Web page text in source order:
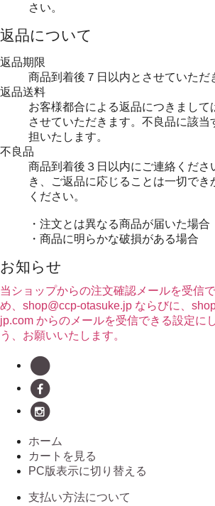
さい。
返品について
返品期限
商品到着後７日以内とさせていただ
返品送料
お客様都合による返品につきまして
させていただきます。不良品に該当
担いたします。
不良品
商品到着後３日以内にご連絡くださ
き、ご返品に応じることは一切でき
ください。
・注文とは異なる商品が届いた場合
・商品に明らかな破損がある場合
お知らせ
当ショップからの注文確認メールを受信
め、shop@ccp-otasuke.jp ならびに、
jp.com からのメールを受信できる設定に
う、お願いいたします。
ホーム
カートを見る
PC版表示に切り替える
支払い方法について